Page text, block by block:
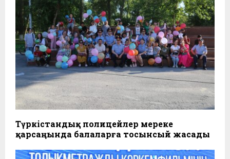
Түркістандық полицейлер мереке
қарсаңында балаларға тосынсый жасады